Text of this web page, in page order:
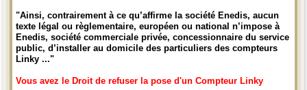
"Ainsi, contrairement à ce qu’affirme la société Enedis, aucun
texte légal ou règlementaire, européen ou national n’impose à
Enedis, société commerciale privée, concessionnaire du service
public, d’installer au domicile des particuliers des compteurs
Linky ..."
Vous avez le Droit de refuser la pose d'un Compteur Linky